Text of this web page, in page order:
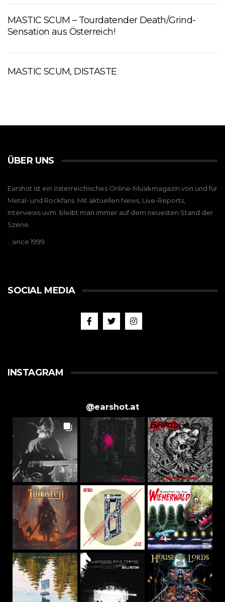
MASTIC SCUM – Tourdatender Death/Grind-
Sensation aus Österreich!
MASTIC SCUM, DISTASTE
ÜBER UNS
Earshot ist ein österreichisches Online-Musikmagazin von und für
Metal- und Rockfans. Mit aktuellen News, Live-Reports,
Interviews uvm. bleibt man immer auf dem neuesten Stand der
Szene.
…since 1999
SOCIAL MEDIA
INSTAGRAM
@earshot.at